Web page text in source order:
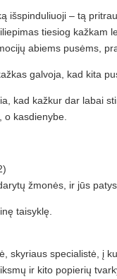
išspinduliuoji – tą
tiesiog kažkam
abiems pusėms,
galvoja, kad kita
kad kažkur dar labai
o kasdienybe.
žmonės, ir jūs
taisyklę.
skyriaus specialistė, į
ir kito popierių